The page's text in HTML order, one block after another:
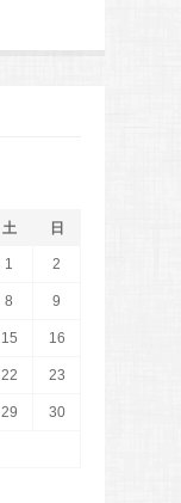
土 日
1 2
8 9
15 16
22 23
29 30